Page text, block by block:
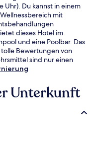
Uhr). Du kannst in einem
mit
dieses Hotel im
und eine Poolbar. Das
Bewertungen von
sind nur einen
Taipei 101/World Trade
Unterkunft